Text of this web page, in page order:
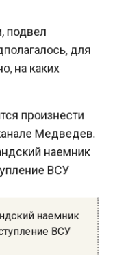
для
на каких
произнести
Медведев.
наемник
ВСУ